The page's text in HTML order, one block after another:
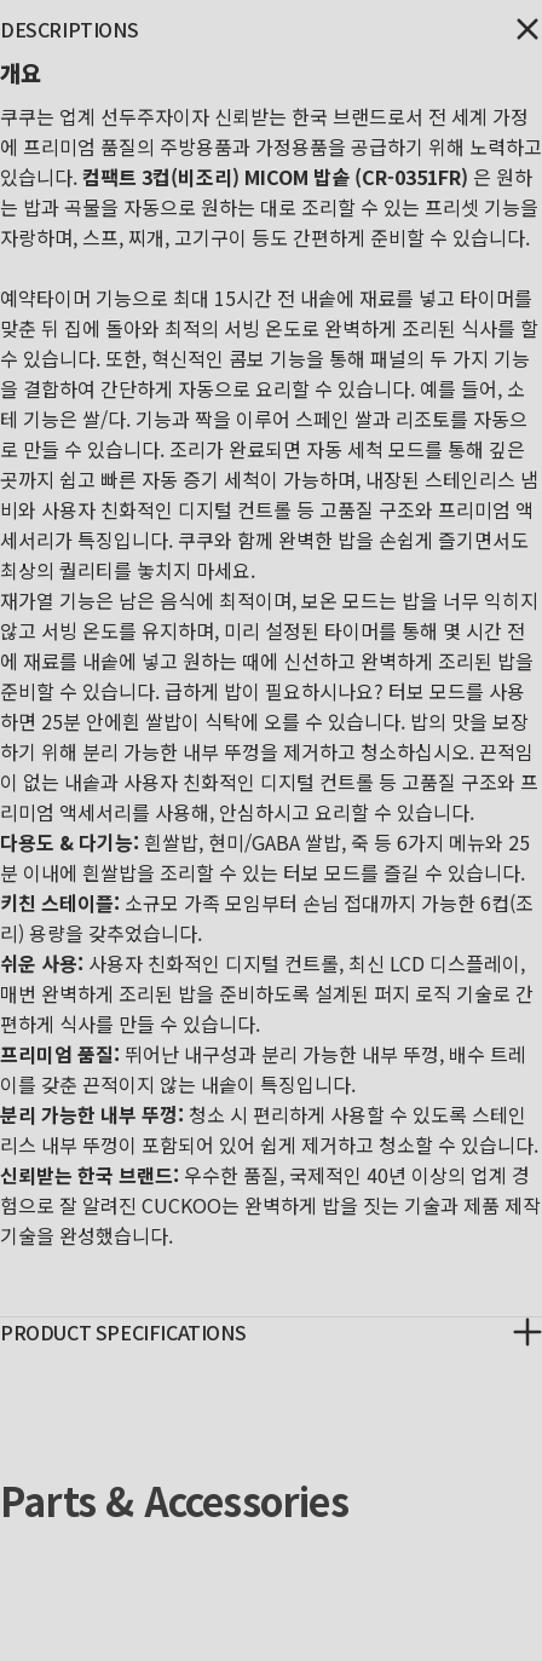
DESCRIPTIONS
개요
쿠쿠는 업계 선두주자이자 신뢰받는 한국 브랜드로서 전 세계 가정
에 프리미엄 품질의 주방용품과 가정용품을 공급하기 위해 노력하고
있습니다.컴팩트 3컵(비조리) MICOM 밥솥 (CR-0351FR) 은 원하
는 밥과 곡물을 자동으로 원하는 대로 조리할 수 있는 프리셋 기능을
자랑하며, 스프, 찌개, 고기구이 등도 간편하게 준비할 수 있습니다.
예약타이머 기능으로 최대 15시간 전 내솥에 재료를 넣고 타이머를
맞춘 뒤 집에 돌아와 최적의 서빙 온도로 완벽하게 조리된 식사를 할
수 있습니다. 또한, 혁신적인 콤보 기능을 통해 패널의 두 가지 기능
을 결합하여 간단하게 자동으로 요리할 수 있습니다. 예를 들어, 소
테 기능은 쌀/다. 기능과 짝을 이루어 스페인 쌀과 리조토를 자동으
로 만들 수 있습니다. 조리가 완료되면 자동 세척 모드를 통해 깊은
곳까지 쉽고 빠른 자동 증기 세척이 가능하며, 내장된 스테인리스 냄
비와 사용자 친화적인 디지털 컨트롤 등 고품질 구조와 프리미엄 액
세서리가 특징입니다. 쿠쿠와 함께 완벽한 밥을 손쉽게 즐기면서도
최상의 퀄리티를 놓치지 마세요.
재가열 기능은 남은 음식에 최적이며, 보온 모드는 밥을 너무 익히지
않고 서빙 온도를 유지하며, 미리 설정된 타이머를 통해 몇 시간 전
에 재료를 내솥에 넣고 원하는 때에 신선하고 완벽하게 조리된 밥을
준비할 수 있습니다. 급하게 밥이 필요하시나요? 터보 모드를 사용
하면 25분 안에흰 쌀밥이 식탁에 오를 수 있습니다. 밥의 맛을 보장
하기 위해 분리 가능한 내부 뚜껑을 제거하고 청소하십시오. 끈적임
이 없는 내솥과 사용자 친화적인 디지털 컨트롤 등 고품질 구조와 프
리미엄 액세서리를 사용해, 안심하시고 요리할 수 있습니다.
다용도 & 다기능: 흰쌀밥, 현미/GABA 쌀밥, 죽 등 6가지 메뉴와 25
분 이내에 흰쌀밥을 조리할 수 있는 터보 모드를 즐길 수 있습니다.
키친 스테이플: 소규모 가족 모임부터 손님 접대까지 가능한 6컵(조
리) 용량을 갖추었습니다.
쉬운 사용: 사용자 친화적인 디지털 컨트롤, 최신 LCD 디스플레이,
매번 완벽하게 조리된 밥을 준비하도록 설계된 퍼지 로직 기술로 간
편하게 식사를 만들 수 있습니다.
프리미엄 품질: 뛰어난 내구성과 분리 가능한 내부 뚜껑, 배수 트레
이를 갖춘 끈적이지 않는 내솥이 특징입니다.
분리 가능한 내부 뚜껑: 청소 시 편리하게 사용할 수 있도록 스테인
리스 내부 뚜껑이 포함되어 있어 쉽게 제거하고 청소할 수 있습니다.
신뢰받는 한국 브랜드: 우수한 품질, 국제적인 40년 이상의 업계 경
험으로 잘 알려진 CUCKOO는 완벽하게 밥을 짓는 기술과 제품 제작
기술을 완성했습니다.
PRODUCT SPECIFICATIONS
Parts & Accessories